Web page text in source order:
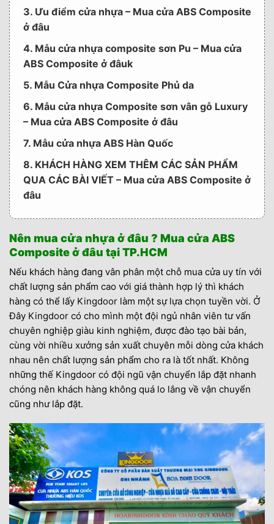
3. Ưu điểm cửa nhựa – Mua cửa ABS Composite
ở đâu
4. Mẫu cửa nhựa composite sơn Pu – Mua cửa
ABS Composite ở đâuk
5. Mẫu Cửa nhựa Composite Phủ da
6. Mẫu cửa nhựa Composite sơn vân gỗ Luxury
– Mua cửa ABS Composite ở đâu
7. Mẫu cửa nhựa ABS Hàn Quốc
8. KHÁCH HÀNG XEM THÊM CÁC SẢN PHẨM
QUA CÁC BÀI VIẾT – Mua cửa ABS Composite ở
đâu
Nên mua cửa nhựa ở đâu ? Mua cửa ABS
Composite ở đâu tại TP.HCM
Nếu khách hàng đang vân phân một chỗ mua cửa uy tín với
chất lượng sản phẩm cao với giá thành hợp lý thì khách
hàng có thể lấy Kingdoor làm một sự lựa chọn tuyền vời. Ở
Đây Kingdoor có cho mình một đội ngủ nhân viên tư vấn
chuyên nghiệp giàu kinh nghiệm, được đào tạo bài bản,
cùng vời nhiều xưởng sản xuất chuyên mỗi dòng cửa khách
nhau nên chất lượng sản phẩm cho ra là tốt nhất. Không
những thế Kingdoor có đội ngũ vận chuyển lắp đặt nhanh
chóng nên khách hàng không quá lo lắng về vận chuyển
cũng như lắp đặt.